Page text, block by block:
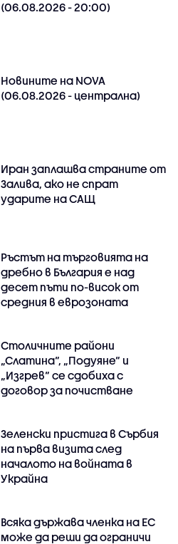
(06.08.2026 - 20:00)
Новините на NOVA
(06.08.2026 - централна)
Иран заплашва страните от
Залива, ако не спрат
ударите на САЩ
Ръстът на търговията на
дребно в България е над
десет пъти по-висок от
средния в еврозоната
Столичните райони
„Слатина“, „Подуяне“ и
„Изгрев“ се сдобиха с
договор за почистване
Зеленски пристига в Сърбия
на първа визита след
началото на войната в
Украйна
Всяка държава членка на ЕС
може да реши да ограничи